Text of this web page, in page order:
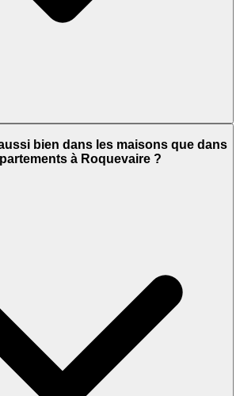
bien dans les maisons que dans
à Roquevaire ?